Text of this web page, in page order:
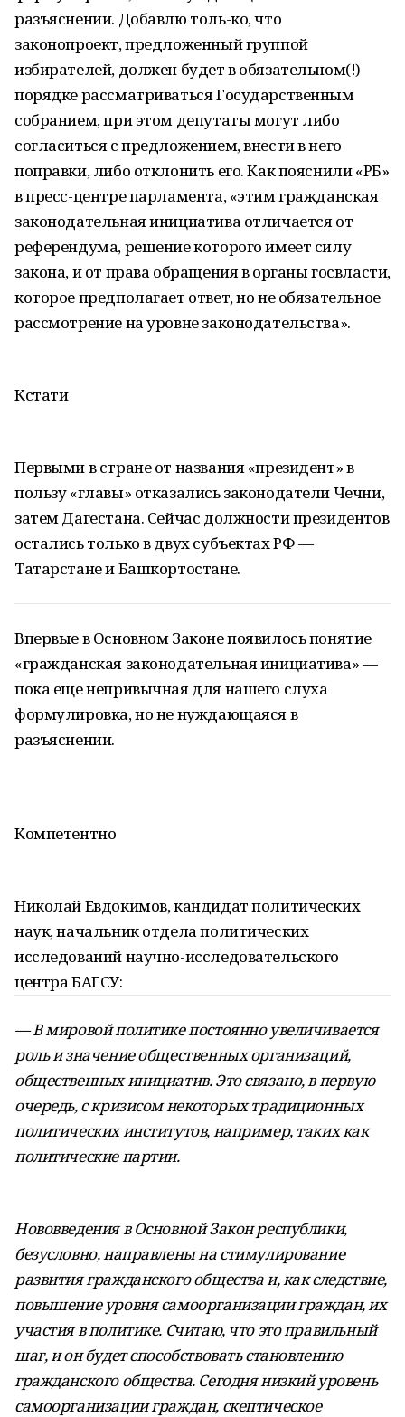
разъяснении. Добавлю толь-ко, что
законопроект, предложенный группой
избирателей, должен будет в обязательном(!)
порядке рассматриваться Государственным
собранием, при этом депутаты могут либо
согласиться с предложением, внести в него
поправки, либо отклонить его. Как пояснили «РБ»
в пресс-центре парламента, «этим гражданская
законодательная инициатива отличается от
референдума, решение которого имеет силу
закона, и от права обращения в органы госвласти,
которое предполагает ответ, но не обязательное
рассмотрение на уровне законодательства».
Кстати
Первыми в стране от названия «президент» в
пользу «главы» отказались законодатели Чечни,
затем Дагестана. Сейчас должности президентов
остались только в двух субъектах РФ —
Татарстане и Башкортостане.
Впервые в Основном Законе появилось понятие
«гражданская законодательная инициатива» —
пока еще непривычная для нашего слуха
формулировка, но не нуждающаяся в
разъяснении.
Компетентно
Николай Евдокимов, кандидат политических
наук, начальник отдела политических
исследований научно-исследовательского
центра БАГСУ:
— В мировой политике постоянно увеличивается
роль и значение общественных организаций,
общественных инициатив. Это связано, в первую
очередь, с кризисом некоторых традиционных
политических институтов, например, таких как
политические партии.
Нововведения в Основной Закон республики,
безусловно, направлены на стимулирование
развития гражданского общества и, как следствие,
повышение уровня самоорганизации граждан, их
участия в политике. Считаю, что это правильный
шаг, и он будет способствовать становлению
гражданского общества. Сегодня низкий уровень
самоорганизации граждан, скептическое